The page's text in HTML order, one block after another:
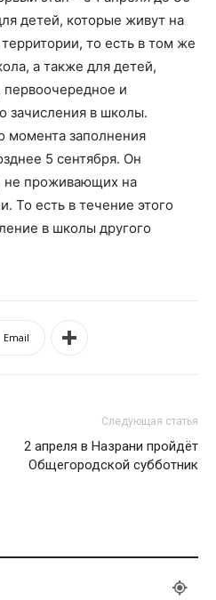
детей, которые живут на
то есть в том же
а также для детей,
и
зачисления в школы.
момента заполнения
5 сентября. Он
не проживающих на
То есть в течение этого
в школы другого
Email
Следующая статья
2 апреля в Назрани пройдёт
Общегородской субботник